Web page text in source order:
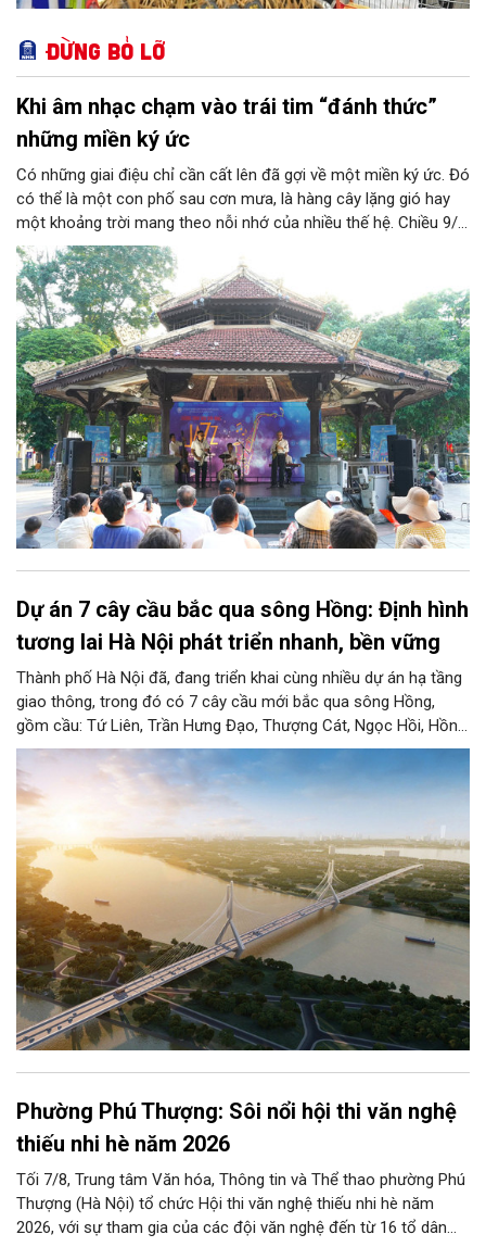
Đừng bỏ lỡ
Khi âm nhạc chạm vào trái tim “đánh thức”
những miền ký ức
Có những giai điệu chỉ cần cất lên đã gợi về một miền ký ức. Đó
có thể là một con phố sau cơn mưa, là hàng cây lặng gió hay
một khoảng trời mang theo nỗi nhớ của nhiều thế hệ. Chiều 9/8,
tại Nhà Bát Giác - Vườn hoa Lý Thái Tổ, chương trình “Âm nhạc
cuối tuần” sẽ mở ra một không gian như thế, nơi mỗi tác phẩm
trở thành một lát cắt tinh tế về vẻ đẹp của con người và đời
sống.
Dự án 7 cây cầu bắc qua sông Hồng: Định hình
tương lai Hà Nội phát triển nhanh, bền vững
Thành phố Hà Nội đã, đang triển khai cùng nhiều dự án hạ tầng
giao thông, trong đó có 7 cây cầu mới bắc qua sông Hồng,
gồm cầu: Tứ Liên, Trần Hưng Đạo, Thượng Cát, Ngọc Hồi, Hồng
Hà, Mễ Sở và Vân Phúc. 7 cây cầu này vừa giải bài toán hạ tầng
giao thông Thủ đô, vừa thể hiện tầm nhìn chiến lược và cuộc
cách mạng không gian để định hình tương lai phát triển bền
vững Thủ đô trong kỷ nguyên mới.
Phường Phú Thượng: Sôi nổi hội thi văn nghệ
thiếu nhi hè năm 2026
Tối 7/8, Trung tâm Văn hóa, Thông tin và Thể thao phường Phú
Thượng (Hà Nội) tổ chức Hội thi văn nghệ thiếu nhi hè năm
2026, với sự tham gia của các đội văn nghệ đến từ 16 tổ dân